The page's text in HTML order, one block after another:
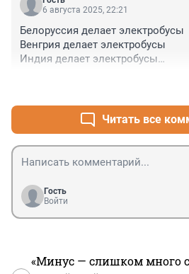
6 августа 2025, 22:21
Белоруссия делает электробусы
Венгрия делает электробусы
Индия делает электробусы
Россия делает электробусы
Турция делает электробусы
Даже Уганда делает
А кто не делает электробусы?
УК РА И НА!
Па-ра-ба-па-пам.
Читать все
Гость
Войти
«Минус — слишком много